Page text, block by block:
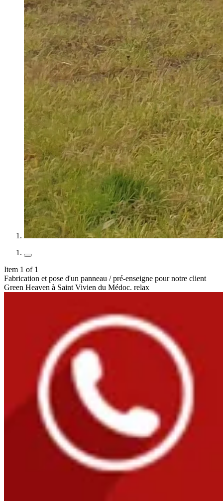
Item 1 of 1
Fabrication et pose d'un panneau / pré-enseigne pour notre client
Green Heaven à Saint Vivien du Médoc. relax